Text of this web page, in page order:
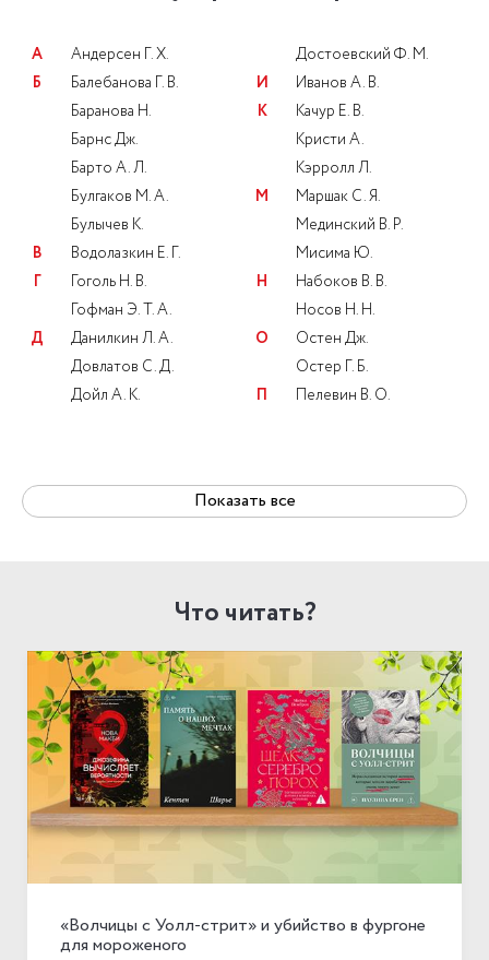
А
Андерсен Г. Х.
Б
Балебанова Г. В.
Баранова Н.
Барнс Дж.
Барто А. Л.
Булгаков М. А.
Булычев К.
В
Водолазкин Е. Г.
Г
Гоголь Н. В.
Гофман Э. Т. А.
Д
Данилкин Л. А.
Довлатов С. Д.
Дойл А. К.
Достоевский Ф. М.
И
Иванов А. В.
К
Качур Е. В.
Кристи А.
Кэрролл Л.
М
Маршак С. Я.
Мединский В. Р.
Мисима Ю.
Н
Набоков В. В.
Носов Н. Н.
О
Остен Дж.
Остер Г. Б.
П
Пелевин В. О.
Показать все
Что читать?
«Волчицы с Уолл-стрит» и убийство в фургоне
для мороженого